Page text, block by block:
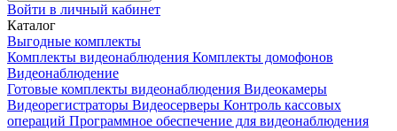
Войти в личный кабинет
Каталог
Выгодные комплекты
Комплекты видеонаблюдения Комплекты домофонов
Видеонаблюдение
Готовые комплекты видеонаблюдения Видеокамеры
Видеорегистраторы Видеосерверы Контроль кассовых
операций Программное обеспечение для видеонаблюдения